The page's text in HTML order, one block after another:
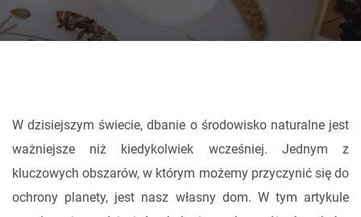
W dzisiejszym świecie, dbanie o środowisko naturalne jest
ważniejsze niż kiedykolwiek wcześniej. Jednym z
kluczowych obszarów, w którym możemy przyczynić się do
ochrony planety, jest nasz własny dom. W tym artykule